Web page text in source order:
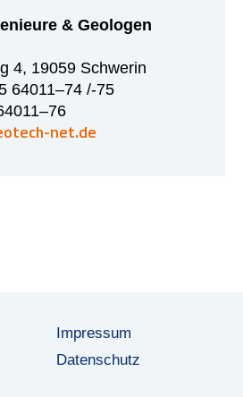
& Geologen
4, 19059 Schwerin
64011–74 /-75
net.de
Impressum
Datenschutz